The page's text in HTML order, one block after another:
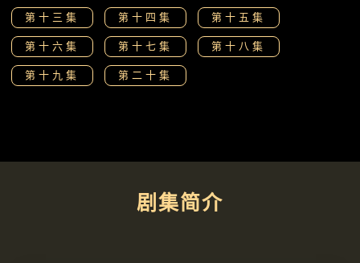
第十三集
第十四集
第十五集
第十六集
第十七集
第十八集
第十九集
第二十集
剧集简介